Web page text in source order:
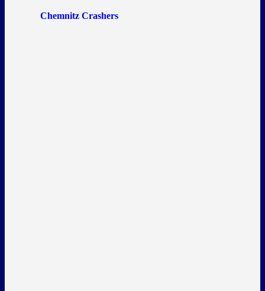
Chemnitz Crashers